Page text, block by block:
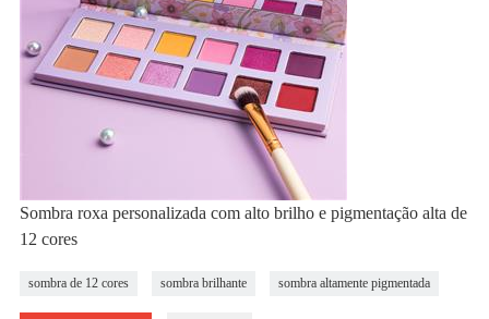
Sombra roxa personalizada com alto brilho e pigmentação alta de
12 cores
sombra de 12 cores sombra brilhante sombra altamente pigmentada